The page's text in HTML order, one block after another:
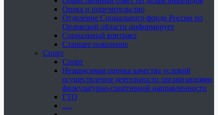
Опека и попечительство
Отделение Социального фонда России по
Орловской области информирует
Социальный контракт
Старшее поколение
Спорт
Спорт
Независимая оценка качества условий
осуществления деятельности организациями
физкультурно-спортивной направленности
ГТО
.....